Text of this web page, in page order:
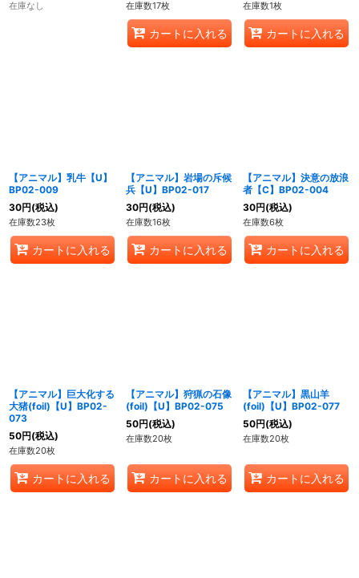
在庫なし 在庫数17枚
カートに入れる
在庫数1枚
カートに入れる
【アニマル】乳牛【U】
BP02-009
30円(税込)
在庫数23枚
カートに入れる
【アニマル】岩場の斥候
兵【U】BP02-017
30円(税込)
在庫数16枚
カートに入れる
【アニマル】決意の放浪
者【C】BP02-004
30円(税込)
在庫数6枚
カートに入れる
【アニマル】巨大化する
大猪(foil)【U】BP02-
073
50円(税込)
在庫数20枚
カートに入れる
【アニマル】狩猟の石像
(foil)【U】BP02-075
50円(税込)
在庫数20枚
カートに入れる
【アニマル】黒山羊
(foil)【U】BP02-077
50円(税込)
在庫数20枚
カートに入れる